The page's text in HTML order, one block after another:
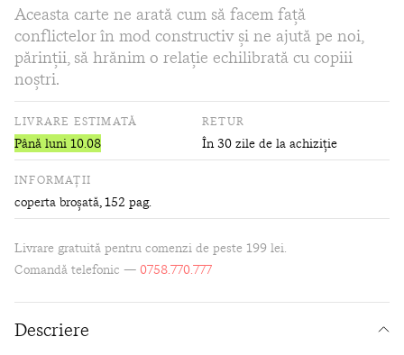
Aceasta carte ne arată cum să facem față
conflictelor în mod constructiv și ne ajută pe noi,
părinții, să hrănim o relație echilibrată cu copiii
noștri.
LIVRARE ESTIMATĂ
Până luni 10.08
RETUR
În 30 zile de la achiziție
INFORMAȚII
coperta broșată, 152 pag.
Livrare gratuită pentru comenzi de peste 199 lei.
Comandă telefonic — 0758.770.777
Descriere